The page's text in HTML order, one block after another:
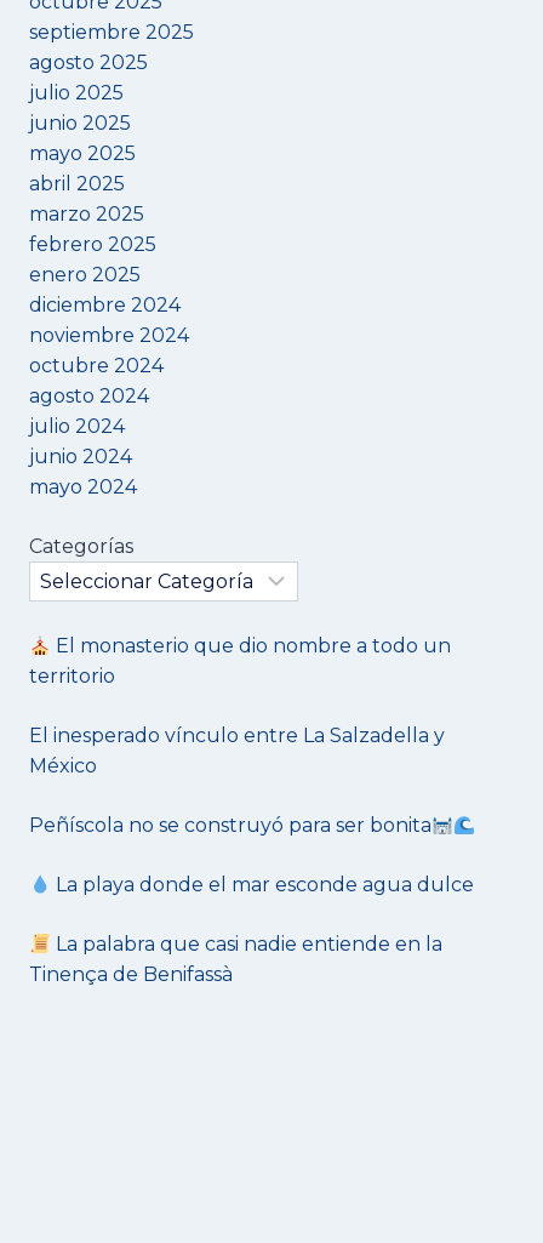
septiembre 2025
agosto 2025
julio 2025
junio 2025
mayo 2025
abril 2025
marzo 2025
febrero 2025
enero 2025
diciembre 2024
noviembre 2024
octubre 2024
agosto 2024
julio 2024
junio 2024
mayo 2024
Categorías
El monasterio que dio nombre a todo un
territorio
El inesperado vínculo entre La Salzadella y
México
Peñíscola no se construyó para ser bonita
La playa donde el mar esconde agua dulce
La palabra que casi nadie entiende en la
Tinença de Benifassà